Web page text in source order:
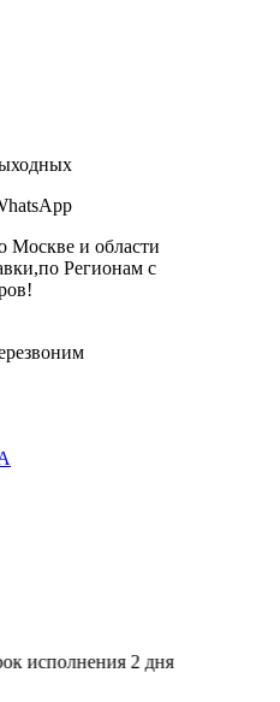
Москве и области
Регионам с
исполнения 2 дня